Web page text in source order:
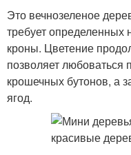
Это вечнозеленое
требует
кроны. Цветение
позволяет любоваться
крошечных бутонов, а
ягод.